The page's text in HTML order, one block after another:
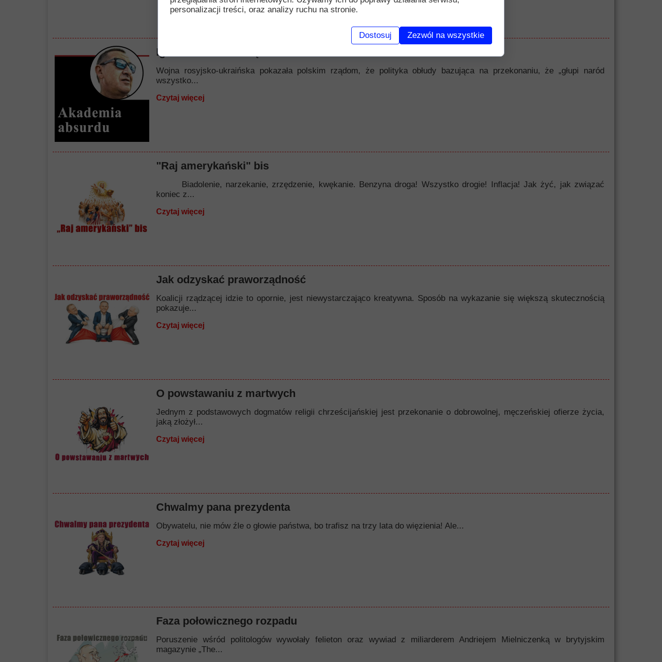
Igraszki nienawiścią
Wojna rosyjsko-ukraińska pokazała polskim rządom, że polityka obłudy bazująca na przekonaniu, że „głupi naród
wszystko...
Czytaj więcej
"Raj amerykański" bis
Biadolenie, narzekanie, zrzędzenie, kwękanie. Benzyna droga! Wszystko drogie! Inflacja! Jak żyć, jak związać
koniec z...
Czytaj więcej
Jak odzyskać praworządność
Koalicji rządzącej idzie to opornie, jest niewystarczająco kreatywna. Sposób na wykazanie się większą skutecznością
pokazuje...
Czytaj więcej
O powstawaniu z martwych
Jednym z podstawowych dogmatów religii chrześcijańskiej jest przekonanie o dobrowolnej, męczeńskiej ofierze życia,
jaką złożył...
Czytaj więcej
Chwalmy pana prezydenta
Obywatelu, nie mów źle o głowie państwa, bo trafisz na trzy lata do więzienia! Ale...
Czytaj więcej
Faza połowicznego rozpadu
Poruszenie wśród politologów wywołały felieton oraz wywiad z miliarderem Andriejem Mielniczenką w brytyjskim
magazynie „The...
personalizacji treści, oraz analizy ruchu na stronie.
Dostosuj Zezwól na wszystkie